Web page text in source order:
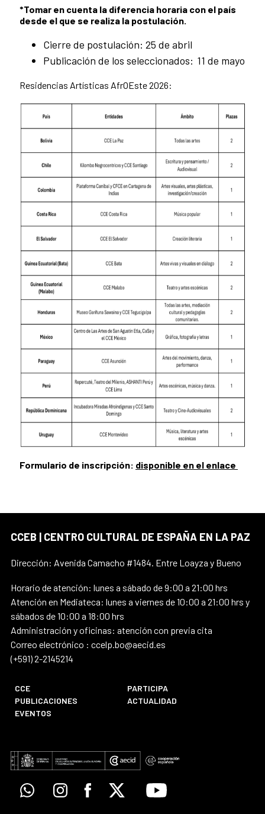
*Tomar en cuenta la diferencia horaria con el país
desde el que se realiza la postulación.
Cierre de postulación: 25 de abril
Publicación de los seleccionados: 11 de mayo
Residencias Artísticas AfrOEste 2026:
Formulario de inscripción: disponible en el enlace
CCEB | CENTRO CULTURAL DE ESPAÑA EN LA PAZ
Dirección: Avenida Camacho #1484. Entre Loayza y Bueno
Horario de atención: lunes a sábado de 9:00 a 21:00 hrs
Atención en Mediateca: lunes a viernes de 10:00 a 21:00 hrs y
sábados de 10:00 a 18:00 hrs
Administración y oficinas: atención con previa cita
Correo electrónico : ccelp.bo@aecid.es
(+591) 2-2145214
CCE
PARTICIPA
PUBLICACIONES
ACTUALIDAD
EVENTOS
WhatsappInstagramFacebook
X Youtube